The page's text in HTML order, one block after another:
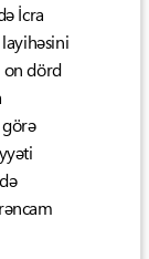
İcra
layihəsini
on dörd